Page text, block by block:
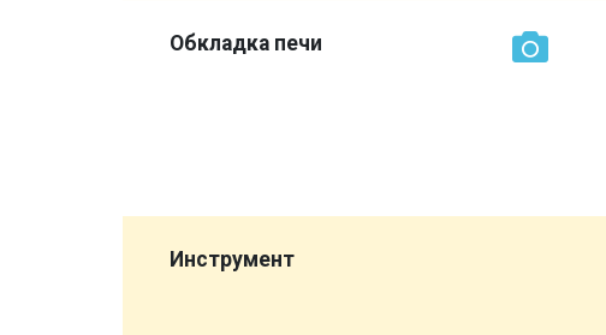
Обкладка печи
Инструмент